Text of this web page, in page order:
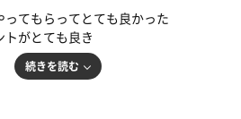
ってもらってとても良かった
がとても良き
続きを読む